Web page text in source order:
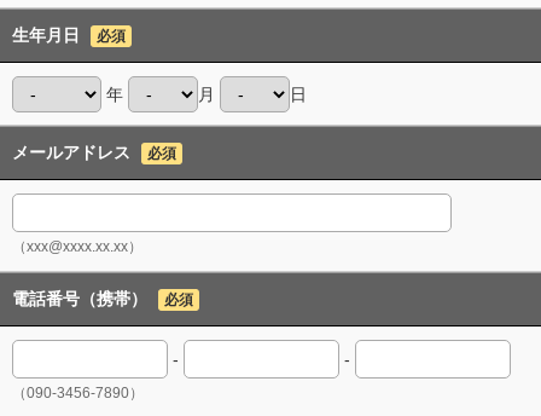
生年月日 必須
年 月 日
メールアドレス 必須
（xxx@xxxx.xx.xx）
電話番号（携帯） 必須
- -
（090-3456-7890）